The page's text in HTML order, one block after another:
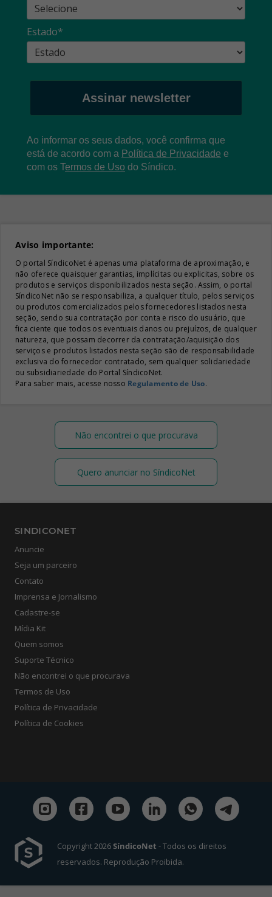
Estado*
Assinar newsletter
Ao informar os seus dados, você confirma que
está de acordo com a Política de Privacidade e
com os Termos de Uso do Síndico.
Aviso importante:
O portal SíndicoNet é apenas uma plataforma de aproximação, e
não oferece quaisquer garantias, implícitas ou explicitas, sobre os
produtos e serviços disponibilizados nesta seção. Assim, o portal
SíndicoNet não se responsabiliza, a qualquer título, pelos serviços
ou produtos comercializados pelos fornecedores listados nesta
seção, sendo sua contratação por conta e risco do usuário, que
fica ciente que todos os eventuais danos ou prejuízos, de qualquer
natureza, que possam decorrer da contratação/aquisição dos
serviços e produtos listados nesta seção são de responsabilidade
exclusiva do fornecedor contratado, sem qualquer solidariedade
ou subsidiariedade do Portal SíndicoNet.
Para saber mais, acesse nosso Regulamento de Uso.
Não encontrei o que procurava
Quero anunciar no SíndicoNet
SINDICONET
Anuncie
Seja um parceiro
Contato
Imprensa e Jornalismo
Cadastre-se
Mídia Kit
Quem somos
Suporte Técnico
Não encontrei o que procurava
Termos de Uso
Política de Privacidade
Política de Cookies
Copyright 2026SíndicoNet - Todos os direitos
reservados. Reprodução Proibida.